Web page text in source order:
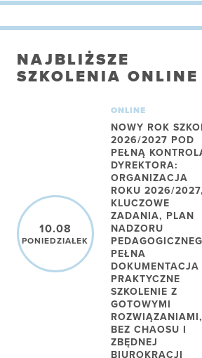
NAJBLIŻSZE
SZKOLENIA ONLINE
10.08
PONIEDZIAŁEK
ONLINE
NOWY ROK
2026/2027 POD
PEŁNĄ
DYREKTORA:
ORGANIZACJA
ROKU 2026/2027,
KLUCZOWE
ZADANIA, PLAN
NADZORU
PEŁNA
DOKUMENTACJA
PRAKTYCZNE
SZKOLENIE Z
GOTOWYMI
ROZWIĄZANIAMI,
BEZ CHAOSU I
ZBĘDNEJ
BIUROKRACJI